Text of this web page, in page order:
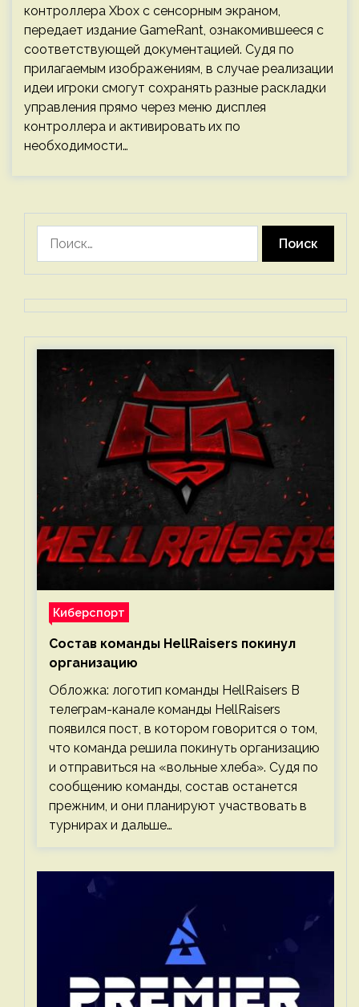
контроллера Xbox с сенсорным экраном,
передает издание GameRant, ознакомившееся с
соответствующей документацией. Судя по
прилагаемым изображениям, в случае реализации
идеи игроки смогут сохранять разные раскладки
управления прямо через меню дисплея
контроллера и активировать их по
необходимости…
Киберспорт
Состав команды HellRaisers покинул
организацию
Обложка: логотип команды HellRaisers В
телеграм-канале команды HellRaisers
появился пост, в котором говорится о том,
что команда решила покинуть организацию
и отправиться на «вольные хлеба». Судя по
сообщению команды, состав останется
прежним, и они планируют участвовать в
турнирах и дальше…